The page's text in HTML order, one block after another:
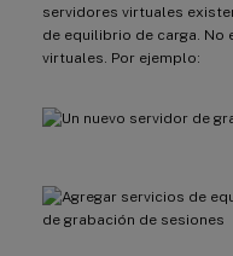
servidores virtuales
de equilibrio de carga. No
virtuales. Por ejemplo: